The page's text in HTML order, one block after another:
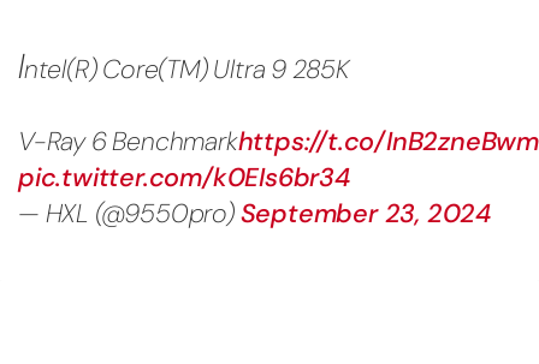
Intel(R) Core(TM) Ultra 9 285K
V-Ray 6 Benchmarkhttps://t.co/InB2zneBwm
pic.twitter.com/k0EIs6br34
— HXL (@9550pro)September 23, 2024